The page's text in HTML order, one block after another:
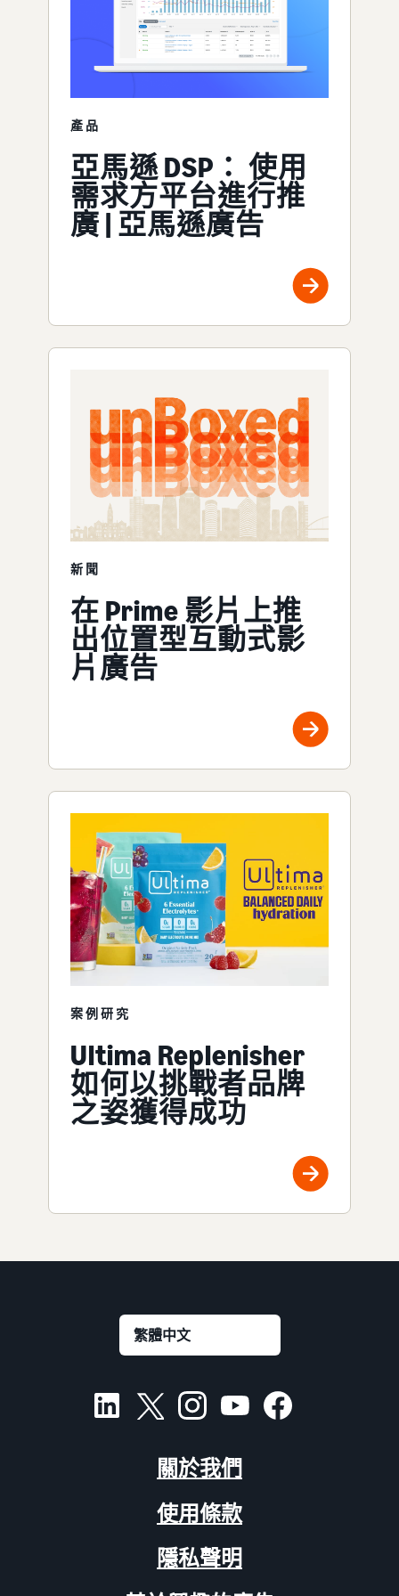
產品
亞馬遜 DSP： 使用
需求方平台進行推
廣 | 亞馬遜廣告
新聞
在 Prime 影片上推
出位置型互動式影
片廣告
案例研究
Ultima Replenisher
如何以挑戰者品牌
之姿獲得成功
關於我們
使用條款
隱私聲明